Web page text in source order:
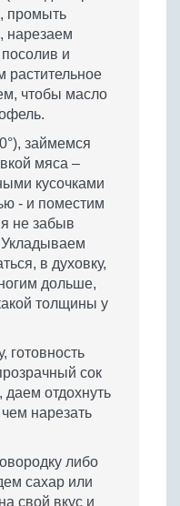
промыть
нарезаем
и
растительное
чтобы масло
займемся
мяса –
кусочками
- и поместим
не забыв
в духовку,
дольше,
толщины у
готовность
сок
даем отдохнуть
нарезать
либо
сахар или
свой вкус и